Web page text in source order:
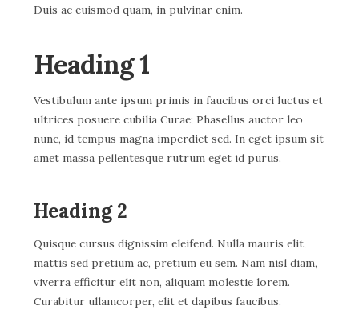
Duis ac euismod quam, in pulvinar enim.
Heading 1
Vestibulum ante ipsum primis in faucibus orci luctus et
ultrices posuere cubilia Curae; Phasellus auctor leo
nunc, id tempus magna imperdiet sed. In eget ipsum sit
amet massa pellentesque rutrum eget id purus.
Heading 2
Quisque cursus dignissim eleifend. Nulla mauris elit,
mattis sed pretium ac, pretium eu sem. Nam nisl diam,
viverra efficitur elit non, aliquam molestie lorem.
Curabitur ullamcorper, elit et dapibus faucibus.